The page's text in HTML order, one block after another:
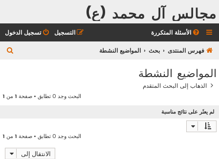
مجالس آل محمد (ع)
الأسئلة المتكررة تسجيل الدخول التسجيل
فهرس المنتدى بحث المواضيع النشطة
المواضيع النشطة
الذهاب إلى البحث المتقدم
البحث وجد 0 تطابق • صفحة 1 من 1
لم يعثَر على نتائج مناسبة
البحث وجد 0 تطابق • صفحة 1 من 1
الانتقال إلى